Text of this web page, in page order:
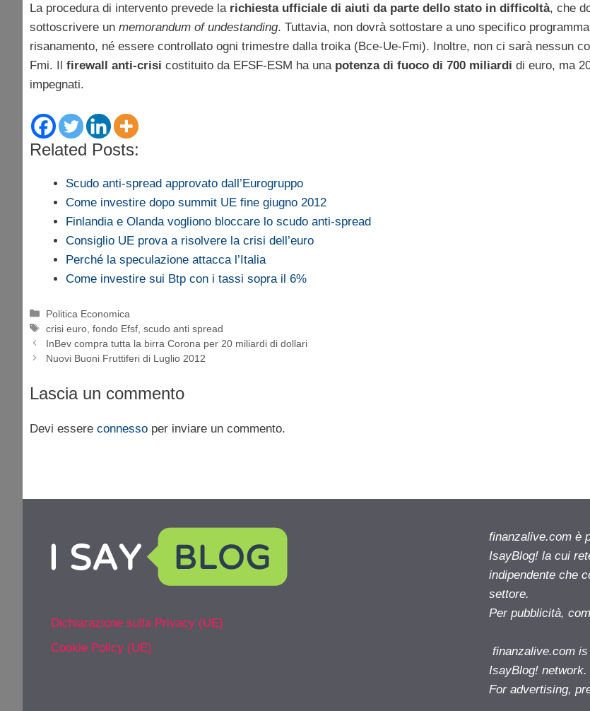
La procedura di intervento prevede la richiesta ufficiale di aiuti da parte dello stato in difficoltà, che
sottoscrivere un memorandum of undestanding. Tuttavia, non dovrà sottostare a uno specifico
risanamento, né essere controllato ogni trimestre dalla troika (Bce-Ue-Fmi). Inoltre, non ci sarà nessun
Fmi. Il firewall anti-crisi costituito da EFSF-ESM ha una potenza di fuoco di 700 miliardi di euro, ma
impegnati.
Related Posts:
Scudo anti-spread approvato dall’Eurogruppo
Come investire dopo summit UE fine giugno 2012
Finlandia e Olanda vogliono bloccare lo scudo anti-spread
Consiglio UE prova a risolvere la crisi dell’euro
Perché la speculazione attacca l’Italia
Come investire sui Btp con i tassi sopra il 6%
Categorie
Politica Economica
Tag
crisi euro ,fondo Efsf ,scudo anti spread
InBev compra tutta la birra Corona per 20 miliardi di dollari
Nuovi Buoni Fruttiferi di Luglio 2012
Lascia un commento
Devi essere connesso per inviare un commento.
Dichiarazione sulla Privacy (UE)
Cookie Policy (UE)
finanzalive.com è
IsayBlog! la cui
indipendente che
settore.
Per pubblicità,
finanzalive.com
IsayBlog!
For advertising,